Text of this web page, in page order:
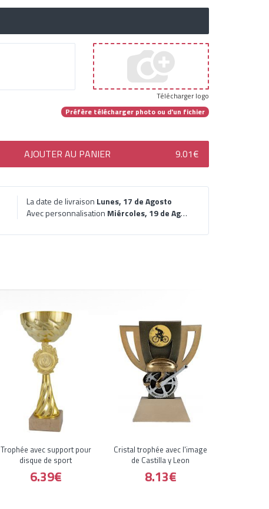
Télécharger logo
Préfère télécharger photo ou d'un fichier
AJOUTER AU PANIER 9.01€
La date de livraison Lunes, 17 de Agosto
Avec personnalisation Miércoles, 19 de Agosto
Trophée avec support pour
disque de sport
6.39€
Cristal trophée avec l'image
de Castilla y Leon
8.13€